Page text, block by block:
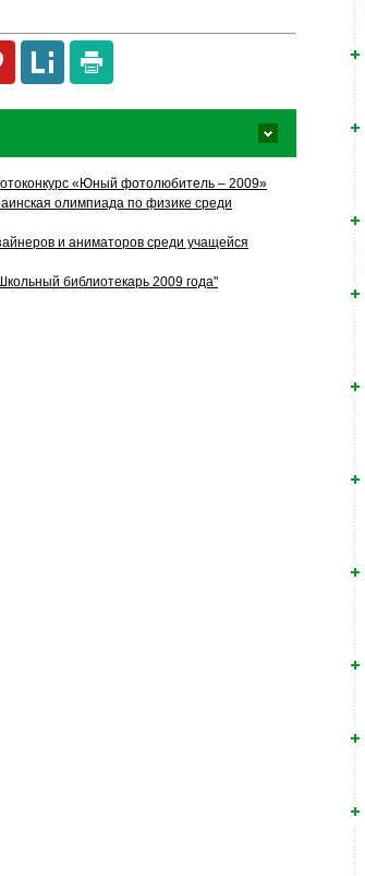
«Юный фотолюбитель – 2009»
олимпиада по физике среди
и аниматоров среди учащейся
библиотекарь 2009 года"